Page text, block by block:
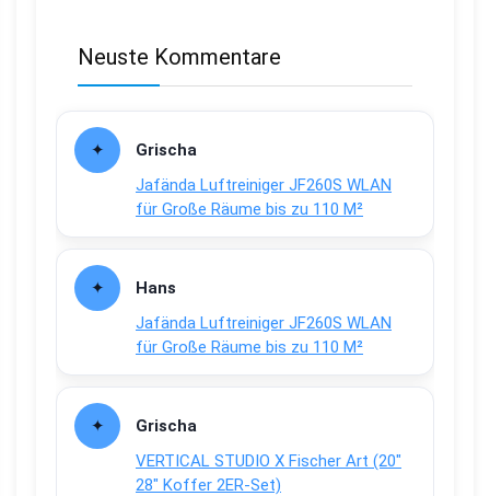
Neuste Kommentare
Grischa
Jafända Luftreiniger JF260S WLAN
für Große Räume bis zu 110 M²
Hans
Jafända Luftreiniger JF260S WLAN
für Große Räume bis zu 110 M²
Grischa
VERTICAL STUDIO X Fischer Art (20″
28″ Koffer 2ER-Set)